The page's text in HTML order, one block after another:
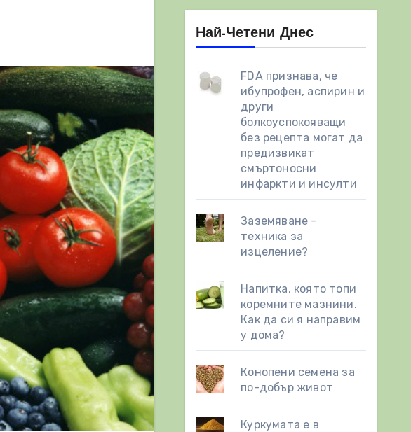
Най-Четени Днес
FDA признава, че
ибупрофен, аспирин и
други
болкоуспокояващи
без рецепта могат да
предизвикат
смъртоносни
инфаркти и инсулти
Заземяване -
техника за
изцеление?
Напитка, която топи
коремните мазнини.
Как да си я направим
у дома?
Конопени семена за
по-добър живот
Куркумата е в